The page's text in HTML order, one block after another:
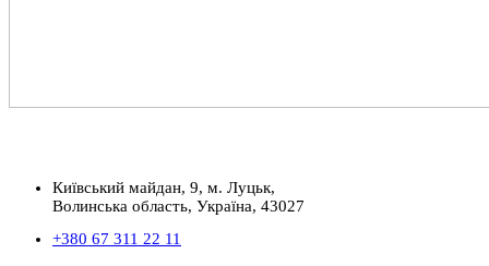
Київський майдан, 9, м. Луцьк,
Волинська область, Україна, 43027
+380 67 311 22 11